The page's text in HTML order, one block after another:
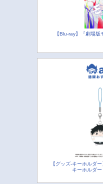
【Blu-ray】『劇場
【グッズ-キーホルダ
キーホルダー